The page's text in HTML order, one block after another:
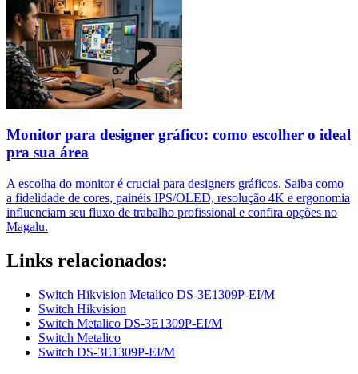
Monitor para designer gráfico: como escolher o ideal
pra sua área
A escolha do monitor é crucial para designers gráficos. Saiba como
a fidelidade de cores, painéis IPS/OLED, resolução 4K e ergonomia
influenciam seu fluxo de trabalho profissional e confira opções no
Magalu.
Links relacionados:
Switch Hikvision Metalico DS-3E1309P-EI/M
Switch Hikvision
Switch Metalico DS-3E1309P-EI/M
Switch Metalico
Switch DS-3E1309P-EI/M